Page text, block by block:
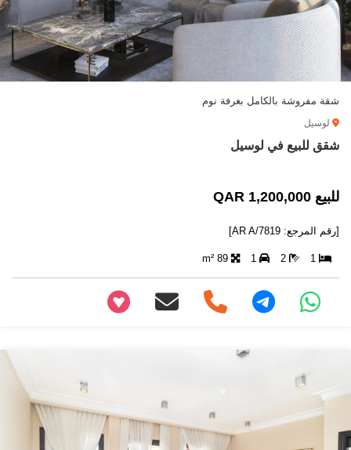
شقة مفروشة بالكامل بغرفة نوم
لوسيل
شقق للبيع في لوسيل
للبيع 1,200,000 QAR
[رقم المرجع: AR A/7819]
1
2
1
89 m²